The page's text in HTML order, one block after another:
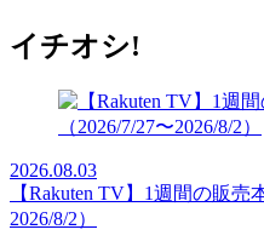
イチオシ!
2026.08.03
【Rakuten TV】1週間の販売
2026/8/2）